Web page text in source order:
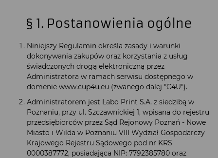
§ 1. Postanowienia ogólne
Niniejszy Regulamin określa zasady i warunki
dokonywania zakupów oraz korzystania z usług
świadczonych drogą elektroniczną przez
Administratora w ramach serwisu dostępnego w
domenie www.cup4u.eu (zwanego dalej "C4U").
Administratorem jest Labo Print S.A. z siedzibą w
Poznaniu, przy ul. Szczawnickiej 1, wpisana do rejestru
przedsiębiorców przez Sąd Rejonowy Poznań - Nowe
Miasto i Wilda w Poznaniu VIII Wydział Gospodarczy
Krajowego Rejestru Sądowego pod nr KRS
0000387772, posiadająca NIP: 7792385780 oraz